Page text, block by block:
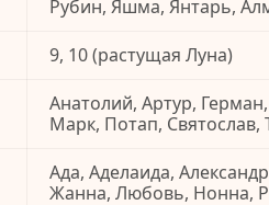
Рубин, Яшма, Янтарь,
9, 10 (растущая Луна)
Анатолий, Артур,
Марк, Потап, Святослав,
Ада, Аделаида,
Жанна, Любовь, Нонна,